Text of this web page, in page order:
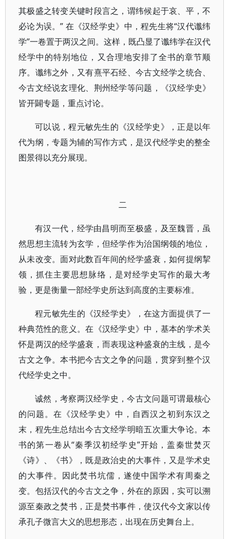
其极盛之转变关键时段言之，谓纬候起于哀、平，不
必论为误。” 在《汉经学史》中，程先生将“汉代谶纬
学”一卷置于两汉之间。这样，既凸显了谶纬学在汉代
经学中的特别地位，又合理地安排了全书的章节顺
序。谶纬之外，又有熹平石经、今古文经学之统合、
今古文经说玄理化、荆州经学等问题，《汉经学史》
皆开闢专题，重点讨论。
可以说，程元敏先生的《汉经学史》，正是以年
代为纲，专题为辅的写作方式，是汉代经学史的整全
图景得以充分展现。
二
有汉一代，经学由昌明而至极盛，及至魏晋，虽
然思想主流转为玄学，但经学作为治国纲领的地位，
从未改变。面对此数百年间的经学盛衰，如何提纲挈
领，抓住主要思想脉络，是对经学史写作的最大考
验，更是衡量一部经学史所达到高度的主要标准。
程元敏先生的《汉经学史》，在这方面提供了一
种典范性的意义。在《汉经学史》中，基本的学术关
怀是两汉的经学盛衰，而表现这种盛衰的主线，是今
古文之争。本书把今古文之争的问题，贯穿到整个汉
代经学史之中。
诚然，考察两汉经学史，今古文问题可谓最核心
的问题。在《汉经学史》中，自西汉之初到东汉之
末，程先生总结出今古文经学明暗五次重大争论。本
书的第一卷从“秦季汉初经学史”开始，盖秦世焚灭
《诗》、《书》，既是政治史的大事件，又是学术史
的大事件。因此焚书坑儒，遂使中国学术有周秦之
变。包括汉代的今古文之争，外在的原因，实可以溯
源至秦政之焚书，正是焚书事件，使汉代今文家以传
承孔子微言大义的思想形态，出现在历史舞台上。